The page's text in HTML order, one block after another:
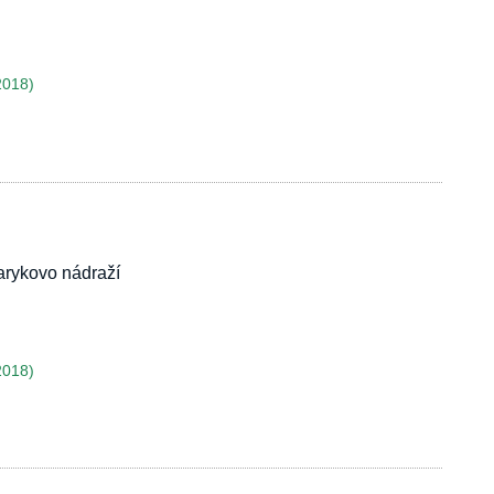
nádraží